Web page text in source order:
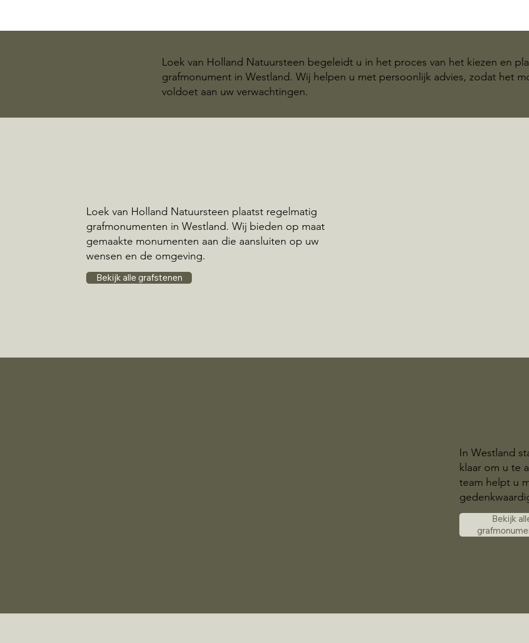
Loek van Holland Natuursteen begeleidt u in het proces van het kiezen en
grafmonument in Westland. Wij helpen u met persoonlijk advies, zodat het
voldoet aan uw verwachtingen.
Loek van Holland Natuursteen plaatst regelmatig
grafmonumenten in Westland. Wij bieden op maat
gemaakte monumenten aan die aansluiten op uw
wensen en de omgeving.
Bekijk alle grafstenen
In Westland
klaar om u te
team helpt u
Bekijk